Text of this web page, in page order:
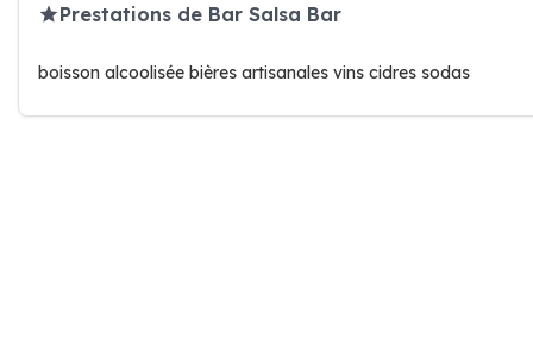
Prestations de Bar Salsa Bar
boisson alcoolisée bières artisanales vins cidres sodas